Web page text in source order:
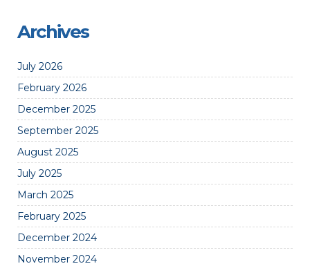
Archives
July 2026
February 2026
December 2025
September 2025
August 2025
July 2025
March 2025
February 2025
December 2024
November 2024